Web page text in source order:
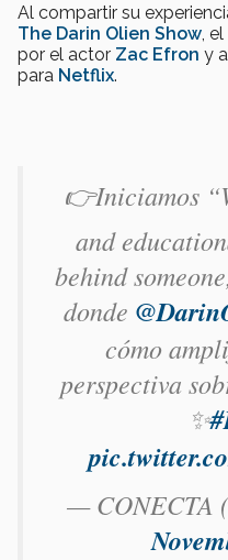
Al compartir su
The Darin Olien Show ,
por el actor Zac Efron y
para Netflix.
👉Iniciamos
and
behind
donde
cómo
perspectiva
✨
— CONECTA